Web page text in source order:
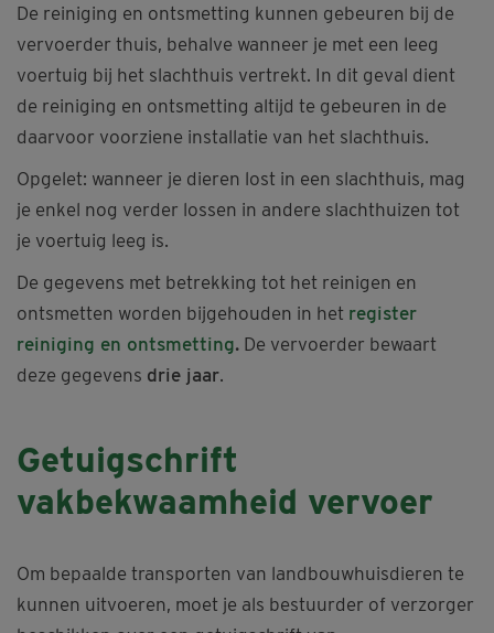
De reiniging en ontsmetting kunnen gebeuren bij de
vervoerder thuis, behalve wanneer je met een leeg
voertuig bij het slachthuis vertrekt. In dit geval dient
de reiniging en ontsmetting altijd te gebeuren in de
daarvoor voorziene installatie van het slachthuis.
Opgelet: wanneer je dieren lost in een slachthuis, mag
je enkel nog verder lossen in andere slachthuizen tot
je voertuig leeg is.
De gegevens met betrekking tot het reinigen en
ontsmetten worden bijgehouden in het register
reiniging en ontsmetting. De vervoerder bewaart
deze gegevens drie jaar.
Getuigschrift
vakbekwaamheid vervoer
Om bepaalde transporten van landbouwhuisdieren te
kunnen uitvoeren, moet je als bestuurder of verzorger